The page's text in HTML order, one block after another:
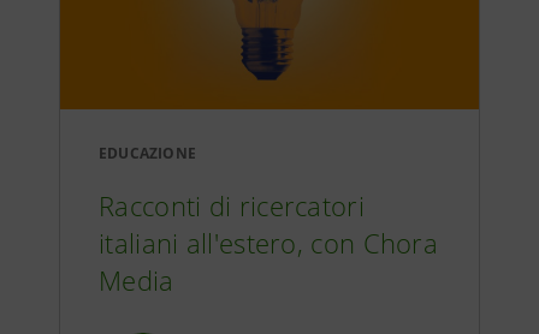
EDUCAZIONE
Racconti di ricercatori
italiani all'estero, con Chora
Media